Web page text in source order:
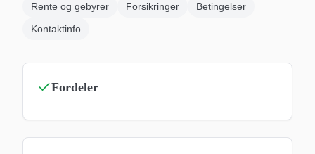
Rente og gebyrer
Forsikringer
Betingelser
Kontaktinfo
Fordeler